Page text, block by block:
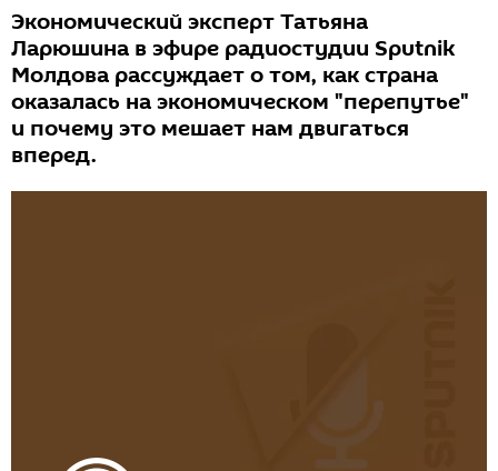
Экономический эксперт Татьяна
Ларюшина в эфире радиостудии Sputnik
Молдова рассуждает о том, как страна
оказалась на экономическом "перепутье"
и почему это мешает нам двигаться
вперед.